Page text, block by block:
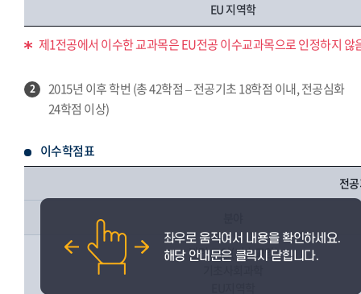
EU 지역학
제1전공에서 이수한 교과목은 EU전공 이수교과목으로 인정하지 않
2
2015년 이후 학번 (총 42학점 – 전공기초 18학점 이내, 전공심화
24학점 이상)
이수학점표
전
관련 교양(기초교양)